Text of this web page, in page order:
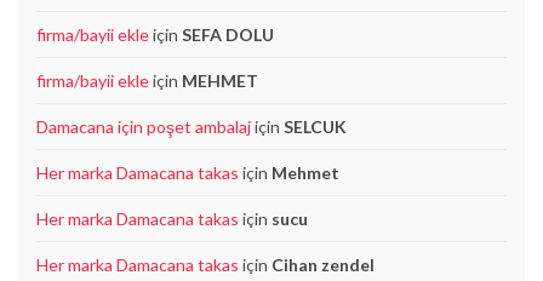
firma/bayii ekleiçin SEFA DOLU
firma/bayii ekleiçin MEHMET
Damacana için poşet ambalajiçin SELCUK
Her marka Damacana takas için Mehmet
Her marka Damacana takas için sucu
Her marka Damacana takas için Cihan zendel